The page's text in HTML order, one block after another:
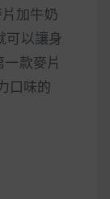
加牛奶
可以讓身
款麥片
口味的